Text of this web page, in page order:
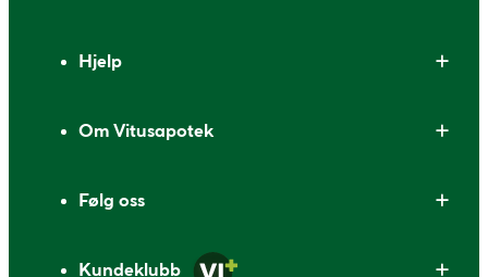
Hjelp
Om Vitusapotek
Følg oss
Kundeklubb